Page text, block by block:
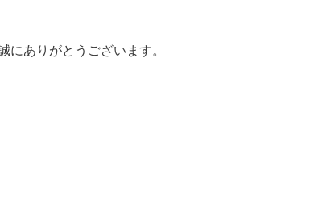
にありがとうございます。